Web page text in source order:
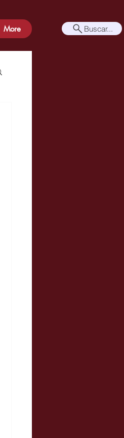
More Buscar...